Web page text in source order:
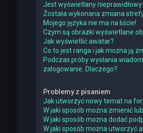
Jest wyświetlany nieprawidłowy
Została wykonana zmiana
Mojego języka nie ma na liście!
Czym są obrazki wyświetlane
Jak wyświetlić awatar?
Co to jest ranga i jak można ją
Podczas próby wysłania
zalogowanie. Dlaczego?
Problemy z pisaniem
Jak utworzyć nowy temat na
W jaki sposób można zmienić
W jaki sposób można dodać
W jaki sposób można utworzyć